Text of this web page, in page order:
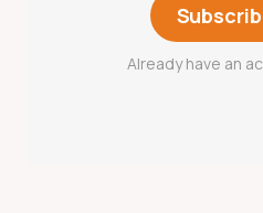
Already have an